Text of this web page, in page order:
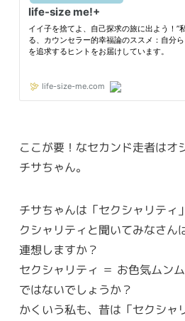
ここが要！なセカンド走者はオ
チサちゃん。
チサちゃんは「セクシャリティ
クシャリティと聞いてみなさん
連想しますか？
セクシャリティ ＝ お色気ムン
ではないでしょうか？
かくいう私も、昔は「セクシャ